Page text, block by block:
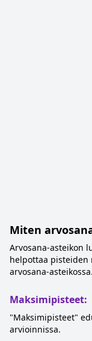
Miten
Arvosana-asteikon
helpottaa pisteiden
arvosana-asteikossa.
Maksimipisteet:
"Maksimipisteet"
arvioinnissa.